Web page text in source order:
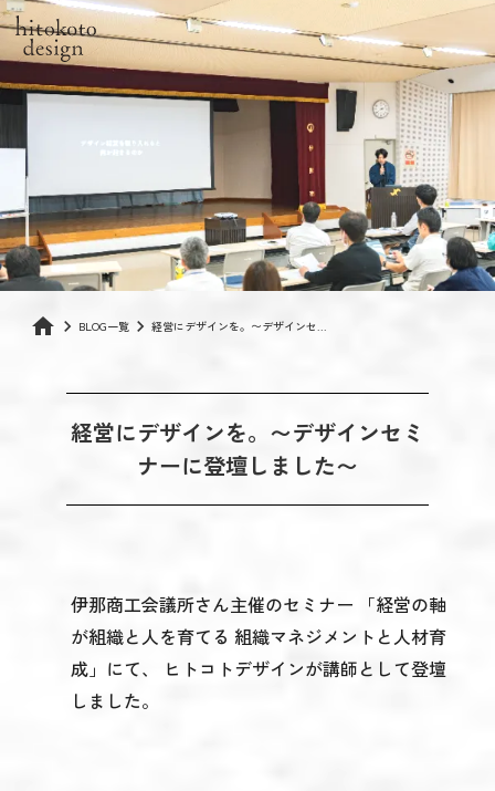
home keyboard_arrow_right BLOG一覧 keyboard_arrow_right 経営にデザインを。〜デザインセ...
経営にデザインを。〜デザインセミ
ナーに登壇しました〜
伊那商工会議所さん主催のセミナー 「経営の軸
が組織と人を育てる 組織マネジメントと人材育
成」にて、 ヒトコトデザインが講師として登壇
しました。